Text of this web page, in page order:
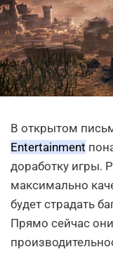
В открытом
Entertainment
доработку игры.
максимально
будет страдать
Прямо сейчас